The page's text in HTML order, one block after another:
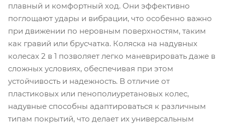
плавный и комфортный ход. Они эффективно
поглощают удары и вибрации, что особенно важно
при движении по неровным поверхностям, таким
как гравий или брусчатка. Коляска на надувных
колесах 2 в 1 позволяет легко маневрировать даже в
сложных условиях, обеспечивая при этом
устойчивость и надежность. В отличие от
пластиковых или пенополиуретановых колес,
надувные способны адаптироваться к различным
типам покрытий, что делает их универсальным